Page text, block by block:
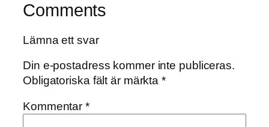
Comments
Lämna ett svar
Din e-postadress kommer inte publiceras.
Obligatoriska fält är märkta*
Kommentar*